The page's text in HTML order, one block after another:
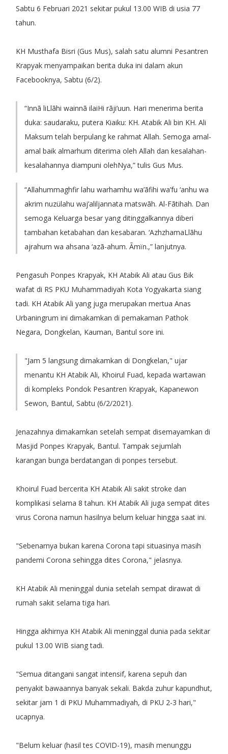
Sabtu 6 Februari 2021 sekitar pukul 13.00 WIB di usia 77
tahun.
KH Musthafa Bisri (Gus Mus), salah satu alumni Pesantren
Krapyak menyampaikan berita duka ini dalam akun
Facebooknya, Sabtu (6/2).
“Innã liLlãhi wainnã ilaiHi rãji’uun. Hari menerima berita
duka: saudaraku, putera Kiaiku: KH. Atabik Ali bin KH. Ali
Maksum telah berpulang ke rahmat Allah. Semoga amal-
amal baik almarhum diterima oleh Allah dan kesalahan-
kesalahannya diampuni olehNya,” tulis Gus Mus.
“Allahummaghfir lahu warhamhu wa’ãfihi wa’fu ‘anhu wa
akrim nuzülahu waj’aliljannata matswãh. Al-Fãtihah. Dan
semoga Keluarga besar yang ditinggalkannya diberi
tambahan ketabahan dan kesabaran. ‘AzhzhamaLlãhu
ajrahum wa ahsana ‘azã-ahum. Ãmïn.,” lanjutnya.
Pengasuh Ponpes Krapyak, KH Atabik Ali atau Gus Bik
wafat di RS PKU Muhammadiyah Kota Yogyakarta siang
tadi. KH Atabik Ali yang juga merupakan mertua Anas
Urbaningrum ini dimakamkan di pemakaman Pathok
Negara, Dongkelan, Kauman, Bantul sore ini.
"Jam 5 langsung dimakamkan di Dongkelan," ujar
menantu KH Atabik Ali, Khoirul Fuad, kepada wartawan
di kompleks Pondok Pesantren Krapyak, Kapanewon
Sewon, Bantul, Sabtu (6/2/2021).
Jenazahnya dimakamkan setelah sempat disemayamkan di
Masjid Ponpes Krapyak, Bantul. Tampak sejumlah
karangan bunga berdatangan di ponpes tersebut.
Khoirul Fuad bercerita KH Atabik Ali sakit stroke dan
komplikasi selama 8 tahun. KH Atabik Ali juga sempat dites
virus Corona namun hasilnya belum keluar hingga saat ini.
"Sebenarnya bukan karena Corona tapi situasinya masih
pandemi Corona sehingga dites Corona," jelasnya.
KH Atabik Ali meninggal dunia setelah sempat dirawat di
rumah sakit selama tiga hari.
Hingga akhirnya KH Atabik Ali meninggal dunia pada sekitar
pukul 13.00 WIB siang tadi.
"Semua ditangani sangat intensif, karena sepuh dan
penyakit bawaannya banyak sekali. Bakda zuhur kapundhut,
sekitar jam 1 di PKU Muhammadiyah, di PKU 2-3 hari,"
ucapnya.
"Belum keluar (hasil tes COVID-19), masih menunggu